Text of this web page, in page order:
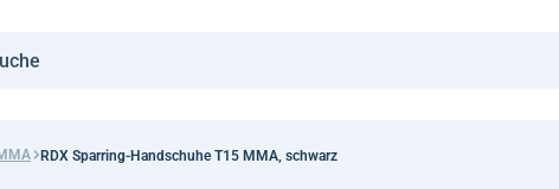
RDX Sparring-Handschuhe T15 MMA, schwarz